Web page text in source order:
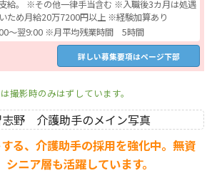
給。 ※その他一律手当含む ※入職後3カ月は処遇
ため月給20万7200円以上 ※経験加算あり
～翌9:00 ※月平均残業時間 5時間
詳しい募集要項はページ下部
撮影時のみはずしています。
る、介護助手の採用を強化中。 無資
ニア層も活躍しています。